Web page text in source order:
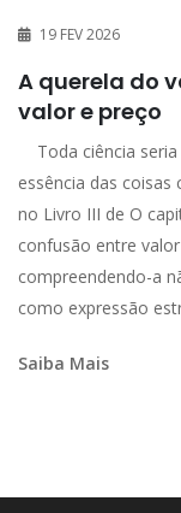
19 FEV 2026
A querela do
valor e preço
Toda ciência
essência das coisas
no Livro III de O
confusão entre
compreendendo-a
como expressão
Saiba Mais